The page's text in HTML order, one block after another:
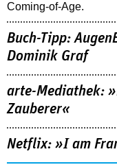
Coming-of-Age.
Buch-Tipp:
Dominik Graf
arte-Mediathek:
Zauberer«
Netflix: »I am